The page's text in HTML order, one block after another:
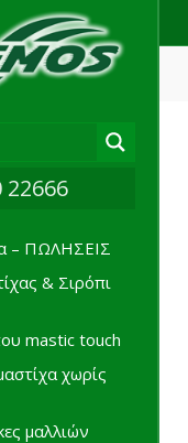
22666
– ΠΩΛΗΣΕΙΣ
& Σιρόπι
mastic touch
χωρίς
μαλλιών